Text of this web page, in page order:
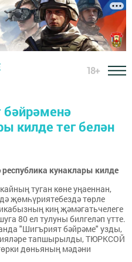
18+
бәйрәменә
килде тег белән
кунаклары килде
туган көне уңаеннан,
җөмһүриятебездә төрле
киң җәмәгатьчелеге
80 ел тулуны билгеләп үтте.
"Шигърият бәйрәме" узды,
тапшырылды, ТЮРКСОЙ
дөньяның мәдәни